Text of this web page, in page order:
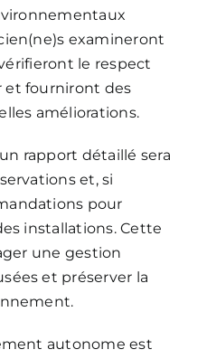
examineront
le respect
et fourniront des
améliorations.
rapport détaillé sera
et, si
pour
installations. Cette
une gestion
et préserver la
autonome est